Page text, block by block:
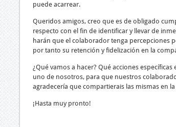
puede acarrear.
Queridos amigos, creo que es de obligado
respecto con el fin de identificar y llevar de
harán que el colaborador tenga percepciones
por tanto su retención y fidelización en la
¿Qué vamos a hacer? Qué acciones
uno de nosotros, para que nuestros
agradecería que compartierais las mismas en
¡Hasta muy pronto!